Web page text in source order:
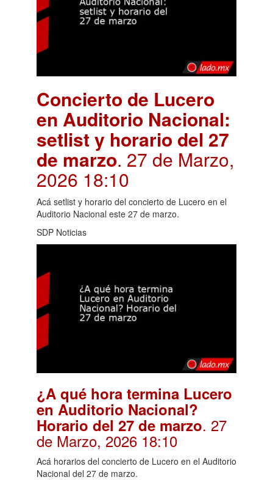
Concierto de Lucero
en Auditorio Nacional:
setlist y horario del 27
de marzo. 27 de Marzo,
2026 18:10
Acá setlist y horario del concierto de Lucero en el
Auditorio Nacional este 27 de marzo.
SDP Noticias
¿A qué hora termina Lucero
en Auditorio Nacional?
Horario del 27 de marzo. 27
de Marzo, 2026 18:10
Acá horarios del concierto de Lucero en el Auditorio
Nacional del 27 de marzo.